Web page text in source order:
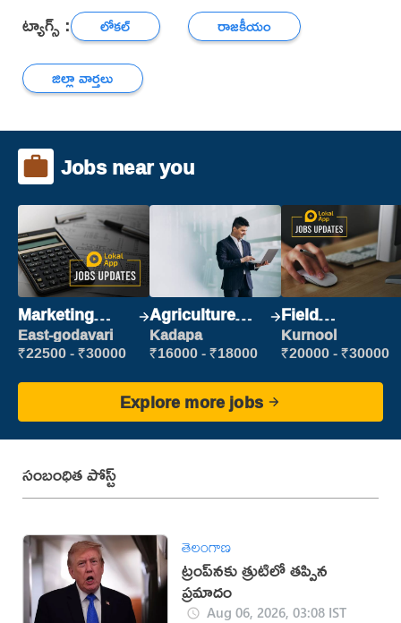
ట్యాగ్స్ : లోకల్
రాజకీయం
జిల్లా వార్తలు
Jobs near you
Marketing
Executive
East-godavari
₹22500 - ₹30000
Agriculture
Labour
Kadapa
₹16000 - ₹18000
Field
Marketing
Executive
Kurnool
₹20000 - ₹30000
Explore more jobs
సంబంధిత పోస్ట్
తెలంగాణ
ట్రంప్‌నకు త్రుటిలో తప్పిన
ప్రమాదం
Aug 06, 2026, 03:08 IST